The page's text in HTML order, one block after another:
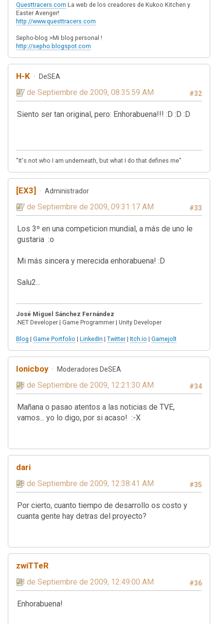
Questtracers.com La web de los creadores de Kukoo Kitchen y
Easter Avenger!
http://www.questtracers.com
Sepho-blog >Mi blog personal !
http://sepho.blogspot.com
H-K DeSEA
#32
07 de Septiembre de 2009, 08:35:59 AM
Siento ser tan original, pero: Enhorabuena!!! :D :D :D
"It's not who I am underneath, but what I do that defines me"
[EX3] Administrador
#33
07 de Septiembre de 2009, 09:31:17 AM
Los 3º en una competicion mundial, a más de uno le
gustaria :o
Mi más sincera y merecida enhorabuena! :D
Salu2...
José Miguel Sánchez Fernández
.NET Developer | Game Programmer | Unity Developer
Blog | Game Portfolio | LinkedIn | Twitter | Itch.io | Gamejolt
Ionicboy Moderadores DeSEA
#34
08 de Septiembre de 2009, 12:21:30 AM
Mañana o pasao atentos a las noticias de TVE,
vamos... yo lo digo, por si acaso! :-X
dari
#35
08 de Septiembre de 2009, 12:38:41 AM
Por cierto, cuanto tiempo de desarrollo os costo y
cuanta gente hay detras del proyecto?
zwiTTeR
#36
08 de Septiembre de 2009, 12:49:00 AM
Enhorabuena!